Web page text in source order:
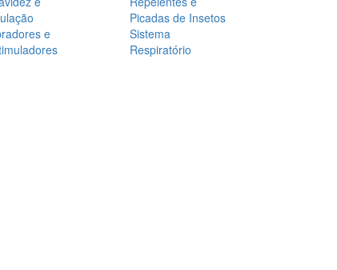
e
Picadas de Insetos
Sistema
Respiratório